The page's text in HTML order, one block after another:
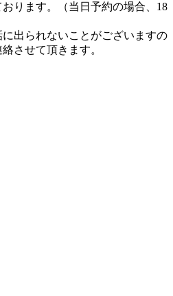
ります。（当日予約の場合、18
出られないことがございますの
させて頂きます。